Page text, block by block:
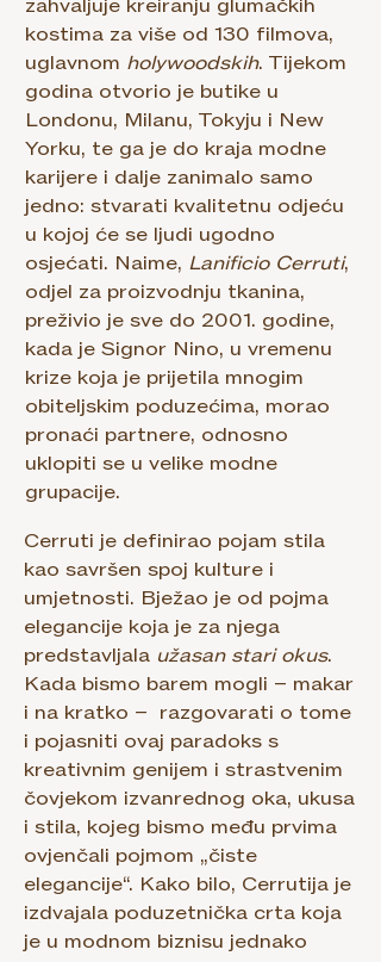
zahvaljuje kreiranju glumačkih
kostima za više od 130 filmova,
uglavnom holywoodskih. Tijekom
godina otvorio je butike u
Londonu, Milanu, Tokyju i New
Yorku, te ga je do kraja modne
karijere i dalje zanimalo samo
jedno: stvarati kvalitetnu odjeću
u kojoj će se ljudi ugodno
osjećati. Naime, Lanificio Cerruti,
odjel za proizvodnju tkanina,
preživio je sve do 2001. godine,
kada je Signor Nino, u vremenu
krize koja je prijetila mnogim
obiteljskim poduzećima, morao
pronaći partnere, odnosno
uklopiti se u velike modne
grupacije.
Cerruti je definirao pojam stila
kao savršen spoj kulture i
umjetnosti. Bježao je od pojma
elegancije koja je za njega
predstavljala užasan stari okus.
Kada bismo barem mogli – makar
i na kratko – razgovarati o tome
i pojasniti ovaj paradoks s
kreativnim genijem i strastvenim
čovjekom izvanrednog oka, ukusa
i stila, kojeg bismo među prvima
ovjenčali pojmom „čiste
elegancije“. Kako bilo, Cerrutija je
izdvajala poduzetnička crta koja
je u modnom biznisu jednako